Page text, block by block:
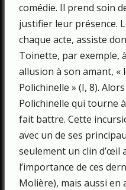
comédie. Il prend soin
justifier leur présence.
chaque acte, assiste
Toinette, par exemple,
allusion à son amant, «
Polichinelle » (I, 8).
Polichinelle qui tourne
fait battre. Cette
avec un de ses
seulement un clin d’œil
l’importance de ces
Molière), mais aussi